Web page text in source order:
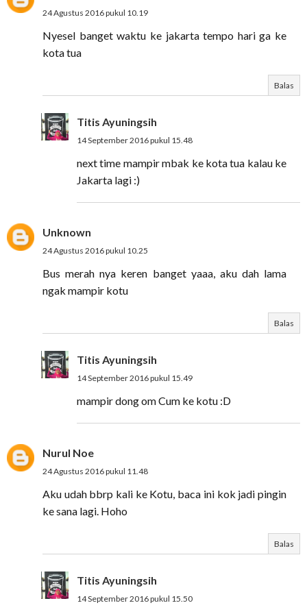
24 Agustus 2016 pukul 10.19
Nyesel banget waktu ke jakarta tempo hari ga ke
kota tua
Balas
Titis Ayuningsih
14 September 2016 pukul 15.48
next time mampir mbak ke kota tua kalau ke
Jakarta lagi :)
Unknown
24 Agustus 2016 pukul 10.25
Bus merah nya keren banget yaaa, aku dah lama
ngak mampir kotu
Balas
Titis Ayuningsih
14 September 2016 pukul 15.49
mampir dong om Cum ke kotu :D
Nurul Noe
24 Agustus 2016 pukul 11.48
Aku udah bbrp kali ke Kotu, baca ini kok jadi pingin
ke sana lagi. Hoho
Balas
Titis Ayuningsih
14 September 2016 pukul 15.50